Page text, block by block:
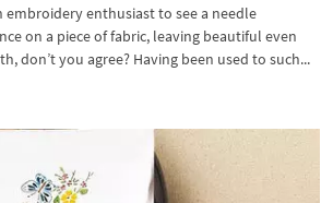
embroidery enthusiast to see a needle
on a piece of fabric, leaving beautiful even
don’t you agree? Having been used to such...